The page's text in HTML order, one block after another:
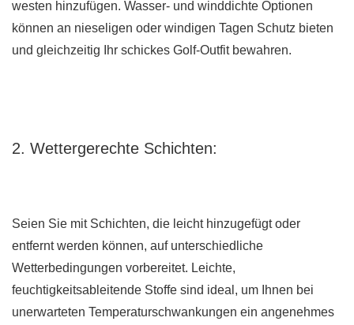
westen hinzufügen. Wasser- und winddichte Optionen
können an nieseligen oder windigen Tagen Schutz bieten
und gleichzeitig Ihr schickes Golf-Outfit bewahren.
2. Wettergerechte Schichten:
Seien Sie mit Schichten, die leicht hinzugefügt oder
entfernt werden können, auf unterschiedliche
Wetterbedingungen vorbereitet. Leichte,
feuchtigkeitsableitende Stoffe sind ideal, um Ihnen bei
unerwarteten Temperaturschwankungen ein angenehmes